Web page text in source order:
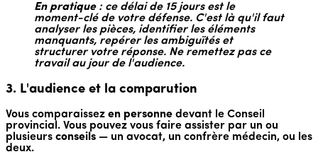
En pratique: ce délai de 15 jours est le
moment-clé de votre défense. C'est là qu'il faut
analyser les pièces, identifier les éléments
manquants, repérer les ambiguïtés et
structurer votre réponse. Ne remettez pas ce
travail au jour de l'audience.
3. L'audience et la comparution
Vous comparaissez en personne devant le Conseil
provincial. Vous pouvez vous faire assister par un ou
plusieurs conseils — un avocat, un confrère médecin, ou les
deux.